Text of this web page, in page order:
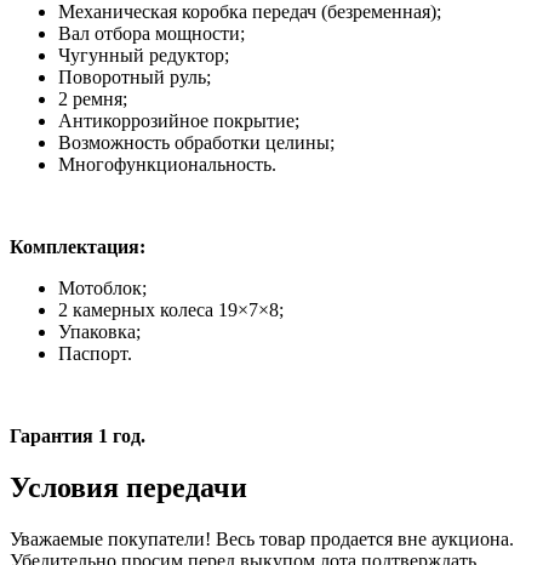
Механическая коробка передач (безременная);
Вал отбора мощности;
Чугунный редуктор;
Поворотный руль;
2 ремня;
Антикоррозийное покрытие;
Возможность обработки целины;
Многофункциональность.
Комплектация:
Мотоблок;
2 камерных колеса 19×7×8;
Упаковка;
Паспорт.
Гарантия 1 год.
Условия передачи
Уважаемые покупатели! Весь товар продается вне аукциона.
Убедительно просим перед выкупом лота подтверждать